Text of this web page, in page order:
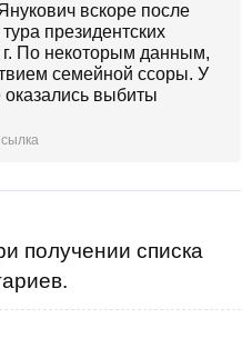
вскоре после
президентских
По некоторым данным,
семейной ссоры. У
выбиты
получении списка